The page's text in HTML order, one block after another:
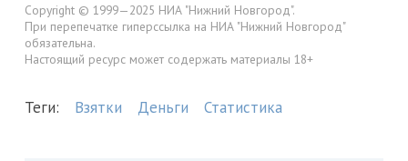
Copyright © 1999—2025 НИА "Нижний Новгород".
При перепечатке гиперссылка на НИА "Нижний Новгород"
обязательна.
Настоящий ресурс может содержать материалы 18+
Теги: Взятки Деньги Статистика